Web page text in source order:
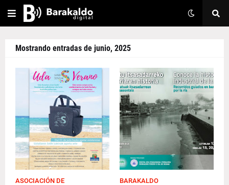
Mostrando entradas de junio, 2025
ASOCIACIÓN DE
BARAKALDO